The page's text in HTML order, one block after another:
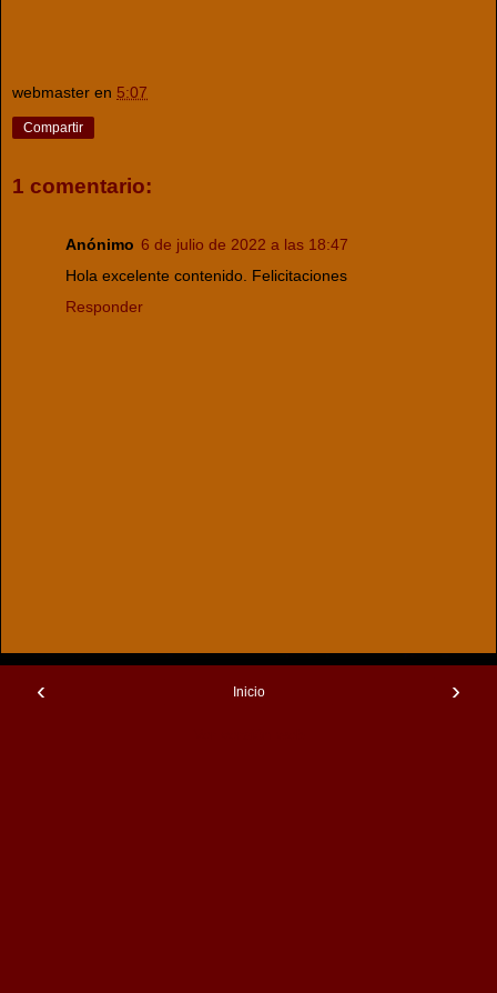
webmaster en 5:07
Compartir
1 comentario:
Anónimo 6 de julio de 2022 a las 18:47
Hola excelente contenido. Felicitaciones
Responder
‹ ›
Inicio